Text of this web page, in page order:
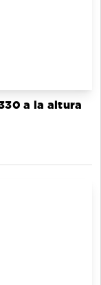
a la altura